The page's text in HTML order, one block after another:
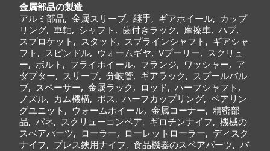
金属部品の製造
アルミ部品, 金属スリーブ, 継手, ギアホイール, カップ
リング, 車軸, シャフト , 歯付きラック, 摩擦車, ハブ,
スプロケット , スタッド, スプラインシャフト , ギアシャ
フト , スピンドル, ウォームギヤ, Vプーリー, スクリュ
ー, ボルト , フライホイール, フランジ, ワッシャー, ア
ダプター, スリーブ, 分岐管, ギアラック, スプールバル
ブ, スペーサー, 金属ラック, ロッド, ハーフシャフト ,
ノズル, カム機構, ボス, ハーフカップリング, ベアリン
グユニット , ウォームホイール, 金属コーナー, 精密部
品, バネ, スクリューコンベア, ギロチンナイフ, 機械の
スペアパーツ, ローラー, ローレットローラー, ディスク
ナイフ, プレス鋏用ナイフ, 食品機器のスペアパーツ, バ